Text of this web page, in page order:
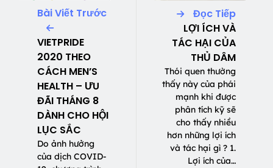
Bài Viết Trước
VIETPRIDE
2020 THEO
CÁCH MEN’S
HEALTH – ƯU
ĐÃI THÁNG 8
DÀNH CHO HỘI
LỤC SẮC
Do ảnh hưởng
của dịch COVID-
Đọc Tiếp
LỢI ÍCH VÀ
TÁC HẠI CỦA
THỦ DÂM
Thói quen thường
thấy này của phái
mạnh khi được
phân tích kỹ sẽ
cho thấy nhiều
hơn những lợi ích
và tác hại gì ? 1.
Lợi ích của…